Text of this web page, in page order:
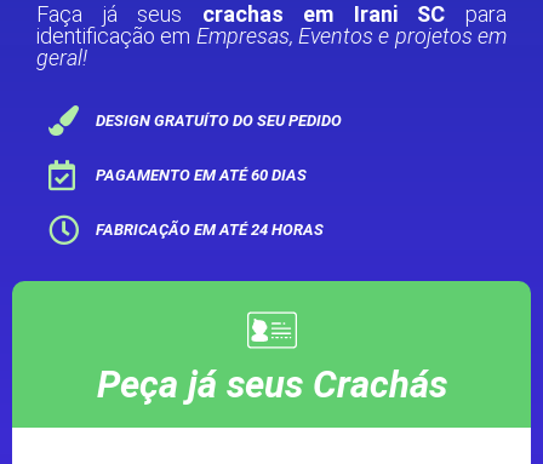
Faça já seus crachas em Irani SC para
identificação em Empresas, Eventos e projetos em
geral!
DESIGN GRATUÍTO DO SEU PEDIDO
PAGAMENTO EM ATÉ 60 DIAS
FABRICAÇÃO EM ATÉ 24 HORAS
Peça já seus Crachás